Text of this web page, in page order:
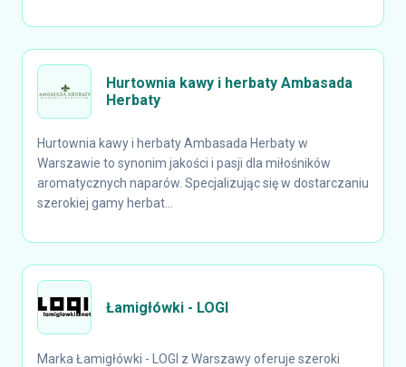
Hurtownia kawy i herbaty Ambasada
Herbaty
Hurtownia kawy i herbaty Ambasada Herbaty w
Warszawie to synonim jakości i pasji dla miłośników
aromatycznych naparów. Specjalizując się w dostarczaniu
szerokiej gamy herbat...
Łamigłówki - LOGI
Marka Łamigłówki - LOGI z Warszawy oferuje szeroki